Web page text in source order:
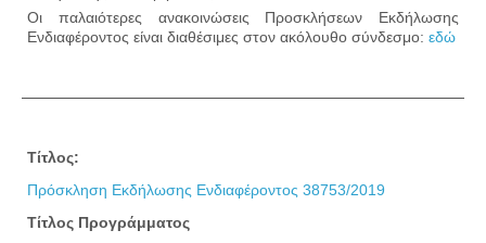
Οι παλαιότερες ανακοινώσεις Προσκλήσεων Εκδήλωσης
Ενδιαφέροντος είναι διαθέσιμες στον ακόλουθο σύνδεσμο: εδώ
Τίτλος:
Πρόσκληση Εκδήλωσης Ενδιαφέροντος 38753/2019
Τίτλος Προγράμματος